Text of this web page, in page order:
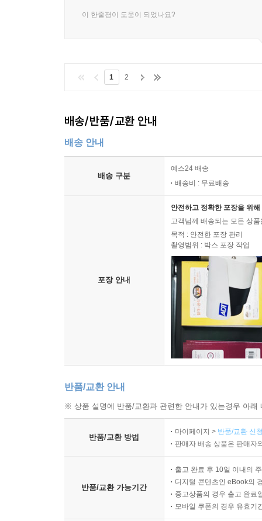
이 한줄평이 도움이 되었나요?
1 2
배송/반품/교환 안내
배송 안내
배송 구분
예스24 배송
배송비 : 무료배송
포장 안내
안전하고 정확한 포장을 위
고객님께 배송되는 모든 상
목적 : 안전한 포장 관리
촬영범위 : 박스 포장 작업
반품/교환 안내
※ 상품 설명에 반품/교환과 관련한 안내가 있는경우 아
반품/교환 방법
마이페이지 > 반품/교환 신
판매자 배송 상품은 판매자
반품/교환 가능기간
출고 완료 후 10일 이내의
디지털 콘텐츠인 eBook의
중고상품의 경우 출고 완료
모바일 쿠폰의 경우 유효기